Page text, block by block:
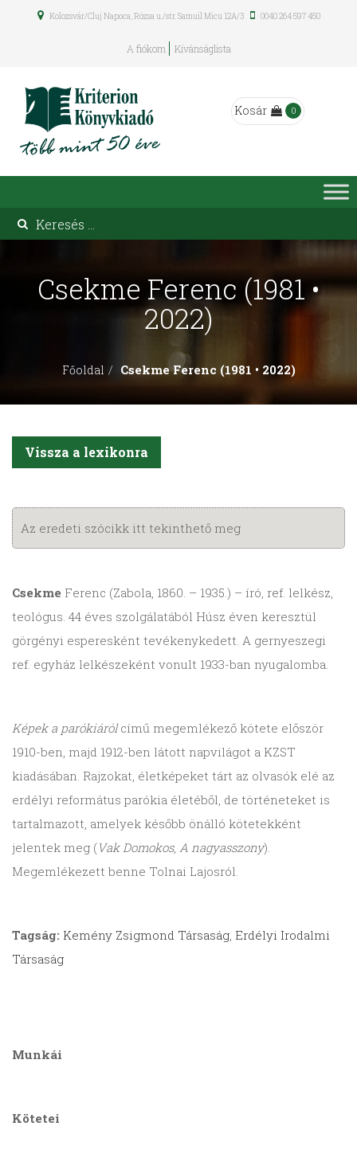
Kolozsvár/Cluj Napoca, Rózsa u./str. Samuil Micu 12A/3 0040 264 597 450
A fiókom Kívánságlista
Kosár 0
Csekme Ferenc (1981 •
2022)
Főoldal Csekme Ferenc (1981 • 2022)
Vissza a lexikonra
Az eredeti szócikk itt tekinthető meg
Csekme Ferenc (Zabola, 1860. – 1935.) – író, ref. lelkész,
teológus. 44 éves szolgálatából Húsz éven keresztül
görgényi esperesként tevékenykedett. A gernyeszegi
ref. egyház lelkészeként vonult 1933-ban nyugalomba.
Képek a parókiárólcímű megemlékező kötete először
1910-ben, majd 1912-ben látott napvilágot a KZST
kiadásában. Rajzokat, életképeket tárt az olvasók elé az
erdélyi református parókia életéből, de történeteket is
tartalmazott, amelyek később önálló kötetekként
jelentek meg (Vak Domokos, A nagyasszony).
Megemlékezett benne Tolnai Lajosról.
Tagság: Kemény Zsigmond Társaság, Erdélyi Irodalmi
Társaság
Munkái
Kötetei